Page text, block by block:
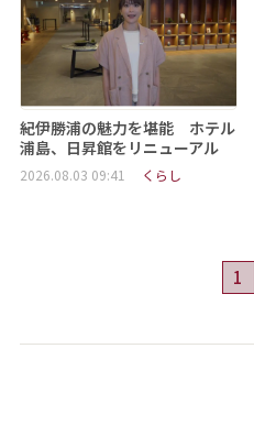
紀伊勝浦の魅力を堪能 ホテル
浦島、日昇館をリニューアル
2026.08.03 09:41 くらし
1